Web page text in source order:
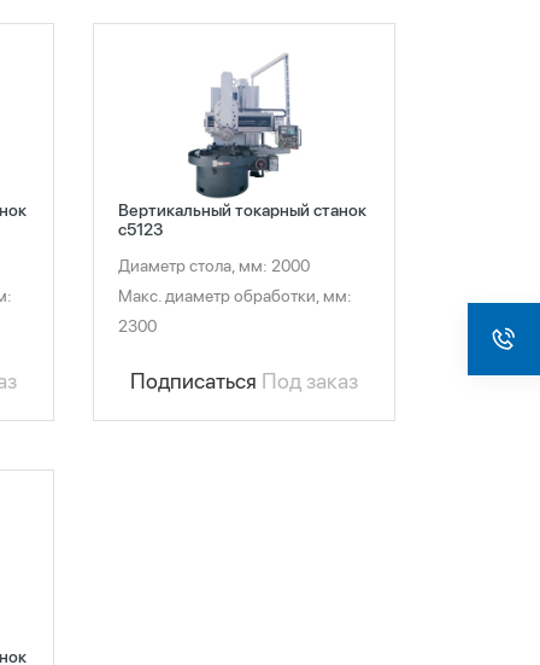
Вертикальный токарный станок
c5123
Диаметр стола, мм: 2000
Макс. диаметр обработки, мм:
2300
Подписаться Под заказ